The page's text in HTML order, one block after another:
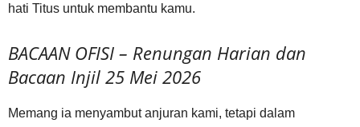
hati Titus untuk membantu kamu.
BACAAN OFISI – Renungan Harian dan
Bacaan Injil 25 Mei 2026
Memang ia menyambut anjuran kami, tetapi dalam